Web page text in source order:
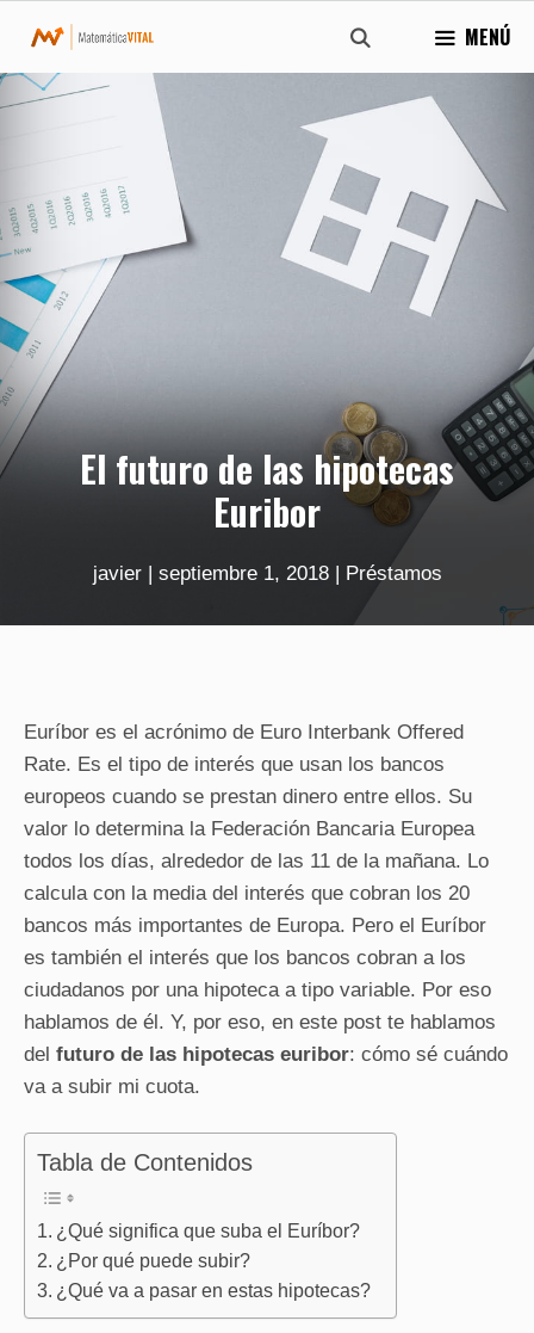
contenido
MENÚ
El futuro de las hipotecas
Euribor
javier| septiembre 1, 2018| Préstamos
Euríbor es el acrónimo de Euro Interbank Offered
Rate. Es el tipo de interés que usan los bancos
europeos cuando se prestan dinero entre ellos. Su
valor lo determina la Federación Bancaria Europea
todos los días, alrededor de las 11 de la mañana. Lo
calcula con la media del interés que cobran los 20
bancos más importantes de Europa. Pero el Euríbor
es también el interés que los bancos cobran a los
ciudadanos por una hipoteca a tipo variable. Por eso
hablamos de él. Y, por eso, en este post te hablamos
del futuro de las hipotecas euribor: cómo sé cuándo
va a subir mi cuota.
Tabla de Contenidos
¿Qué significa que suba el Euríbor?
¿Por qué puede subir?
¿Qué va a pasar en estas hipotecas?